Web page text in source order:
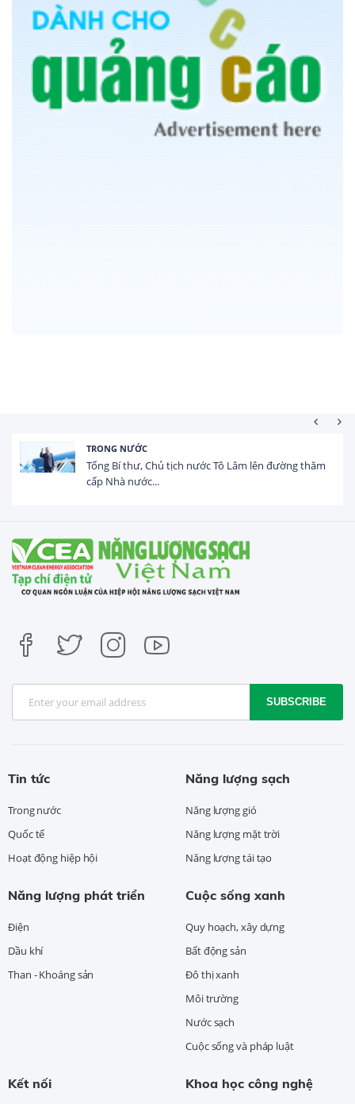
HOẠT ĐỘNG ĐẦU TƯ
Tổng vốn FDI đăng ký vào Việt Nam đạt gần 25 tỷ
USD trong 5 tháng...
SUBSCRIBE
Tin tức
Trong nước
Quốc tế
Hoạt động hiệp hội
Năng lượng sạch
Năng lượng gió
Năng lượng mặt trời
Năng lượng tái tạo
Năng lượng phát triển
Điện
Dầu khí
Than - Khoáng sản
Cuộc sống xanh
Quy hoạch, xây dựng
Bất động sản
Đô thị xanh
Môi trường
Nước sạch
Cuộc sống và pháp luật
Kết nối Khoa học công nghệ